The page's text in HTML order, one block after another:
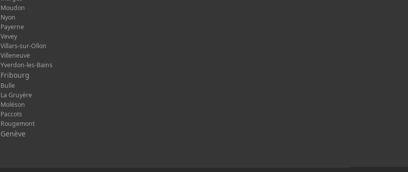
Moudon
Nyon
Payerne
Vevey
Villars-sur-Ollon
Villeneuve
Yverdon-les-Bains
Fribourg
Bulle
La Gruyère
Moléson
Paccots
Rougemont
Genève